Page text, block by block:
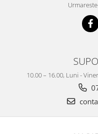
10.00 – 16.00, Luni -